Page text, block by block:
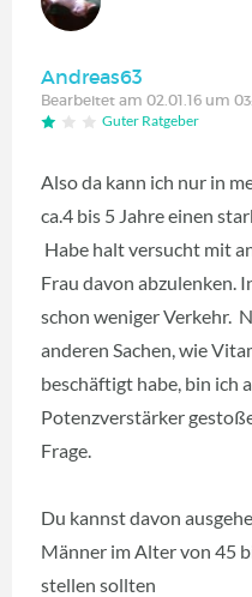
Andreas63
Bearbeitet am 02.01.16 um
Guter Ratgeber
Also da kann ich nur in
ca.4 bis 5 Jahre einen
Habe halt versucht mit
Frau davon abzulenken.
schon weniger Verkehr.
anderen Sachen, wie
beschäftigt habe, bin ich
Potenzverstärker
Frage.
Du kannst davon
Männer im Alter von 45
stellen sollten